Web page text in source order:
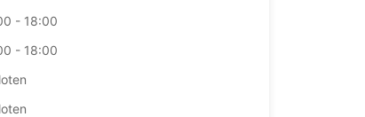
- 18:00
- 18:00